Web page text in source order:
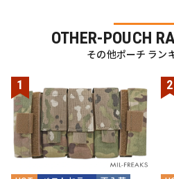
OTHER-POUCH
その他ポーチ ラン